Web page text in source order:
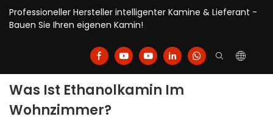
Professioneller Hersteller intelligenter Kamine & Lieferant -
Bauen Sie Ihren eigenen Kamin!
Was Ist Ethanolkamin Im
Wohnzimmer?